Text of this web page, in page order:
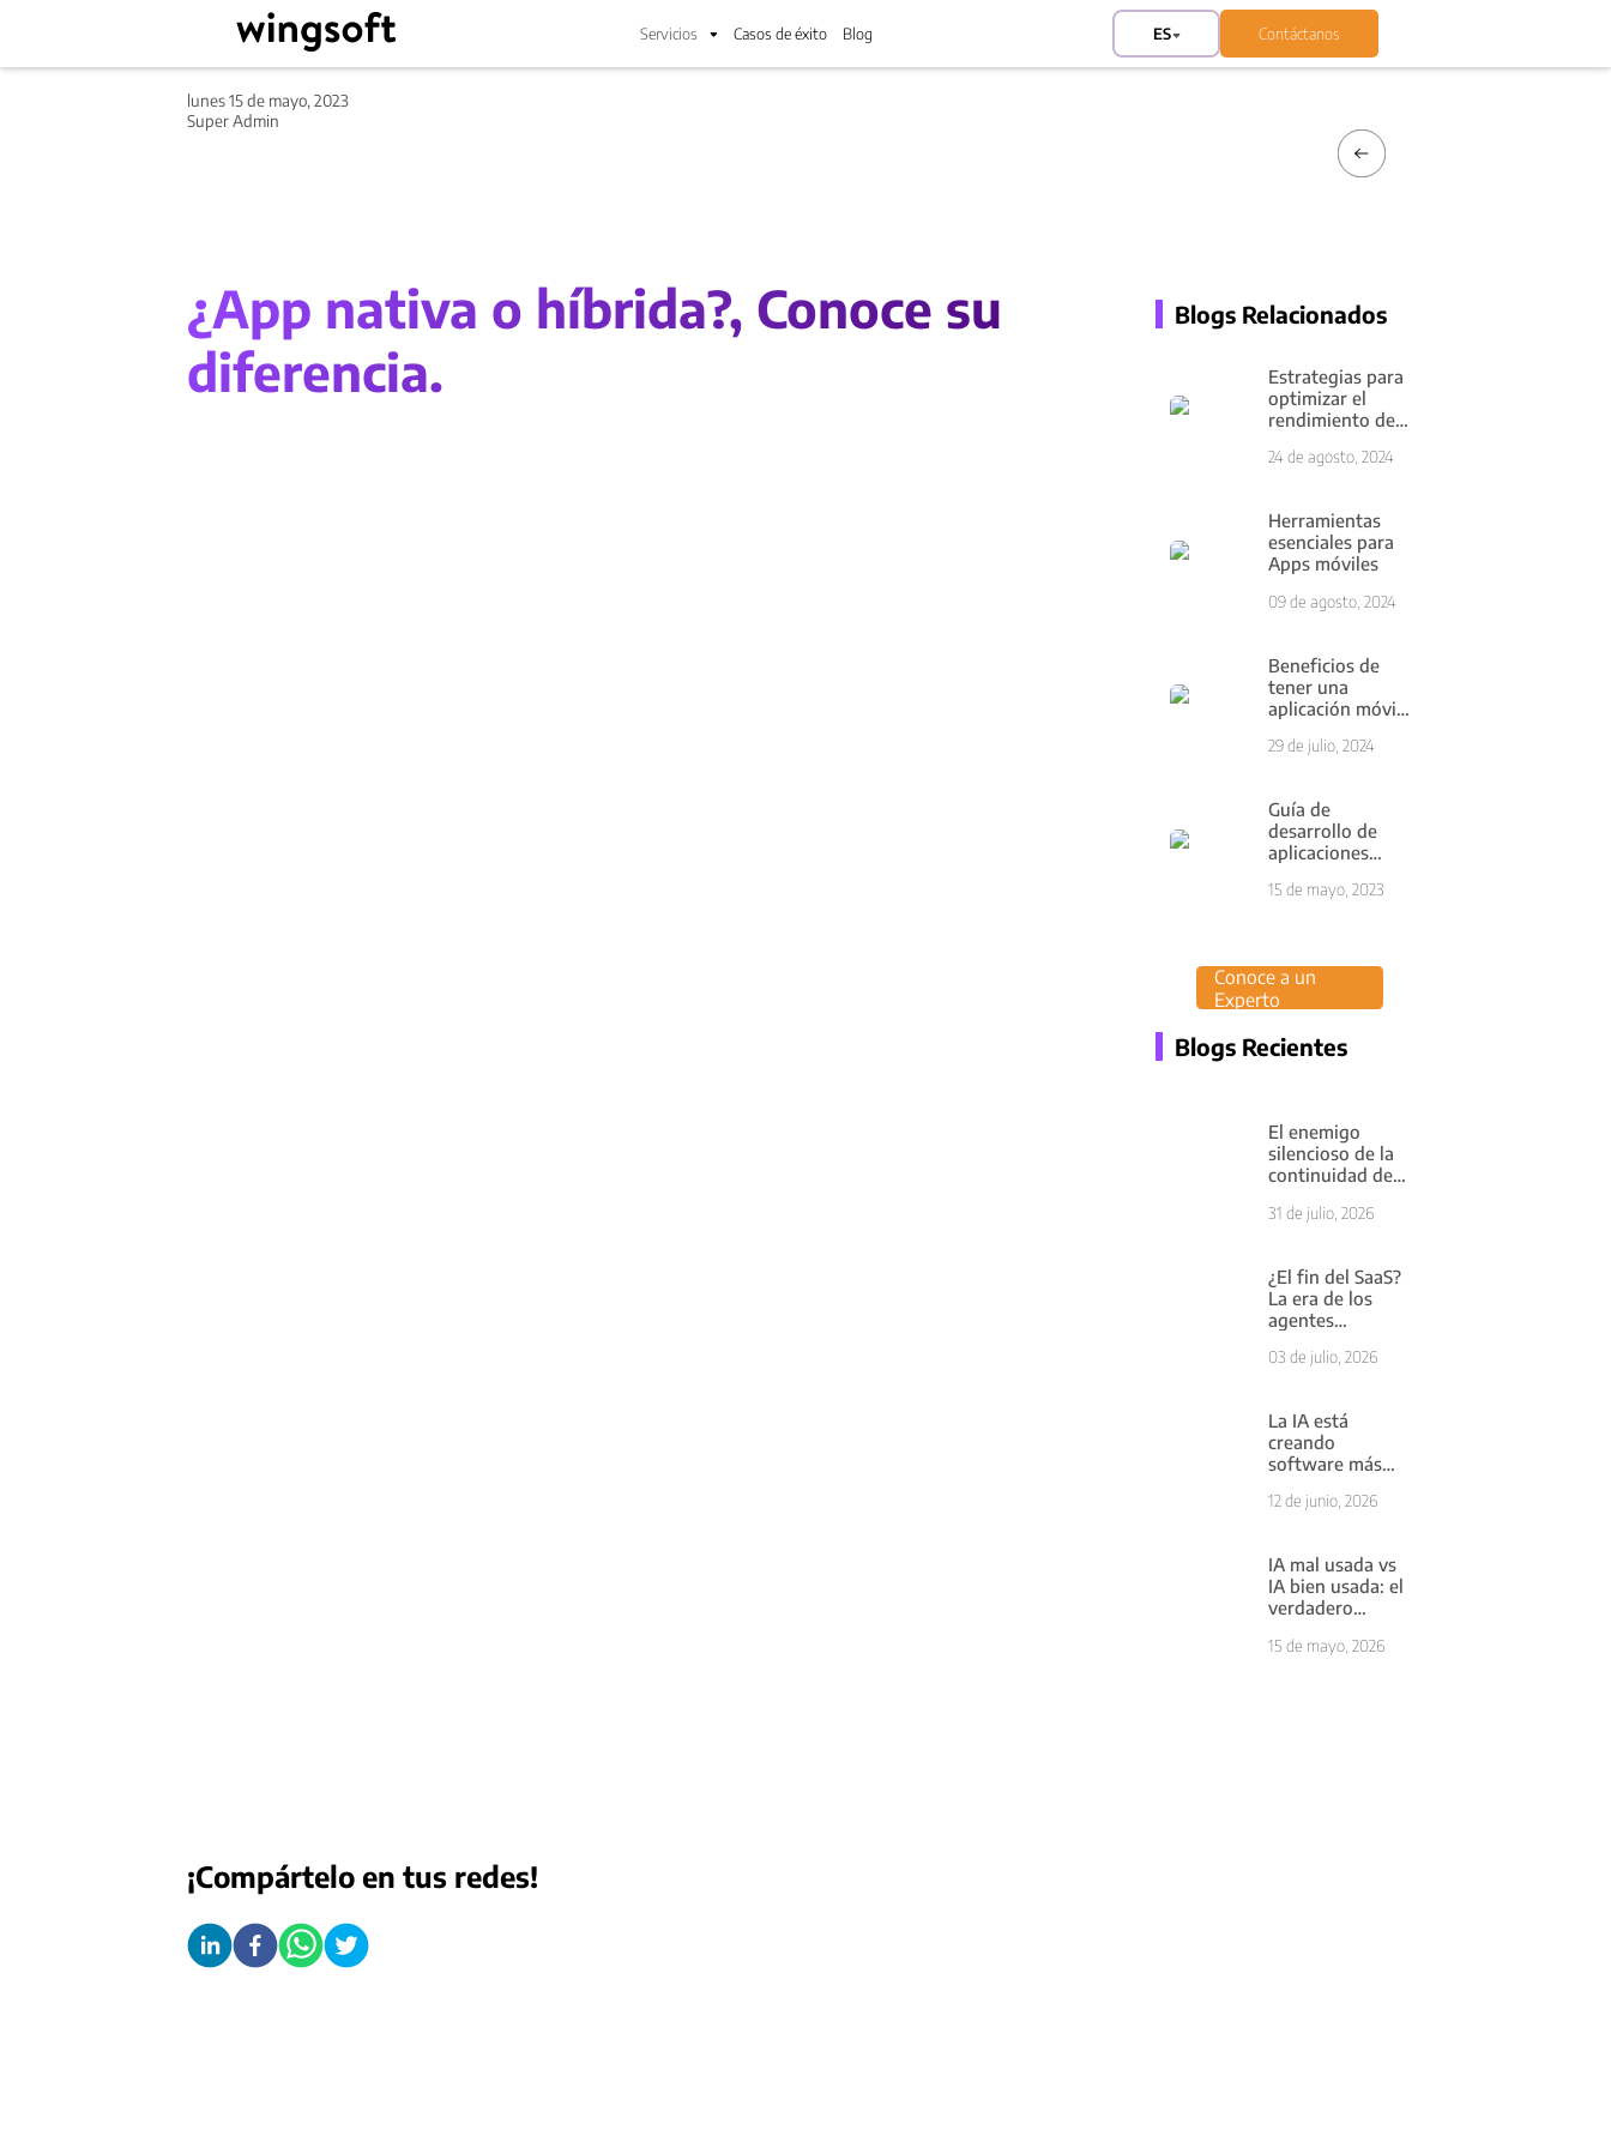
Servicios Casos de éxito Blog ES Contáctanos
lunes 15 de mayo, 2023
Super Admin
¿App nativa o híbrida?, Conoce su
diferencia.
¡Compártelo en tus redes!
Blogs Relacionados
Estrategias para
optimizar el
rendimiento de
y móviles
24 de agosto, 2024
Herramientas
esenciales para
Apps móviles
09 de agosto, 2024
Beneficios de
tener una
aplicación móvil
29 de julio, 2024
Guía de
desarrollo de
aplicaciones
construir una
15 de mayo, 2023
Conoce a un
Experto
Blogs Recientes
El enemigo
silencioso de la
continuidad del
el problema
servidor
31 de julio, 2026
¿El fin del SaaS?
La era de los
agentes
comenzó
03 de julio, 2026
La IA está
creando
software más
las empresas
12 de junio, 2026
IA mal usada vs
IA bien usada: el
verdadero
la herramienta
15 de mayo, 2026